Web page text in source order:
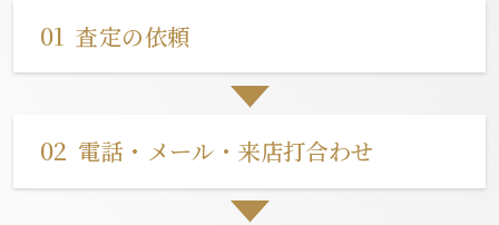
01 査定の依頼
02 電話・メール・来店打合わせ